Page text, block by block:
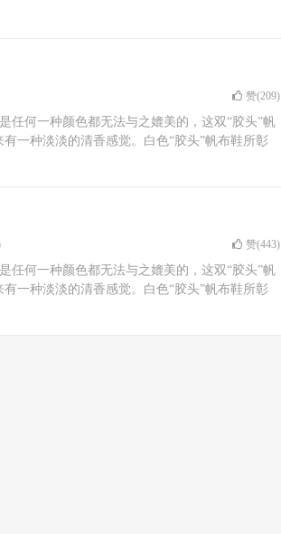
赞(209)
任何一种颜色都无法与之媲美的，这双“胶头”帆
一种淡淡的清香感觉。白色“胶头”帆布鞋所彰
赞(443)
任何一种颜色都无法与之媲美的，这双“胶头”帆
一种淡淡的清香感觉。白色“胶头”帆布鞋所彰